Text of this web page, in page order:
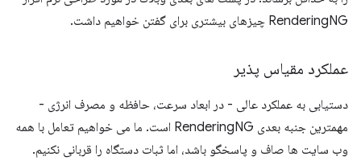
RenderingNG چیزهای بیشتری برای گفتن خواهیم داشت.
عملکرد مقیاس پذیر
دستیابی به عملکرد عالی - در ابعاد سرعت، حافظه و مصرف انرژی -
مهمترین جنبه بعدی RenderingNG است. ما می خواهیم تعامل با همه
وب سایت ها صاف و پاسخگو باشد، اما ثبات دستگاه را قربانی نکنیم.